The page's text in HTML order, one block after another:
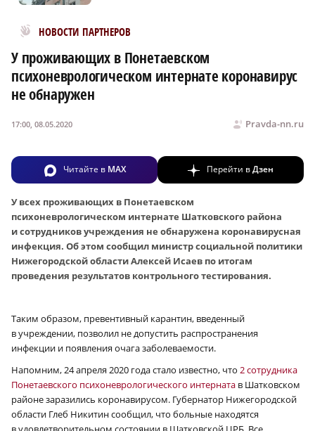
НОВОСТИ ПАРТНЕРОВ
Новости МирТесен
У проживающих в Понетаевском
психоневрологическом интернате коронавирус
не обнаружен
Pravda-nn.ru
17:00, 08.05.2020
Читайте в MAX Перейти вДзен
У всех проживающих в Понетаевском
психоневрологическом интернате Шатковского района
и сотрудников учреждения не обнаружена коронавирусная
инфекция. Об этом сообщил министр социальной политики
Нижегородской области Алексей Исаев по итогам
проведения результатов контрольного тестирования.
Таким образом, превентивный карантин, введенный
в учреждении, позволил не допустить распространения
инфекции и появления очага заболеваемости.
Напомним, 24 апреля 2020 года стало известно, что 2 сотрудника
Понетаевского психоневрологического интерната в Шатковском
районе заразились коронавирусом. Губернатор Нижегородской
области Глеб Никитин сообщил, что больные находятся